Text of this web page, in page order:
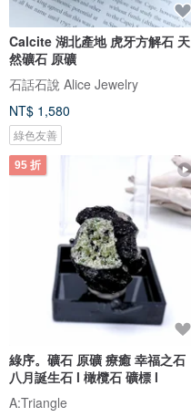
Calcite 湖北產地 虎牙方解石 天
然礦石 原礦
石話石說 Alice Jewelry
NT$ 1,580
綠色友善
95 折
綠序。礦石 原礦 療癒 幸福之石
八月誕生石 l 橄欖石 礦標 l
A:Triangle